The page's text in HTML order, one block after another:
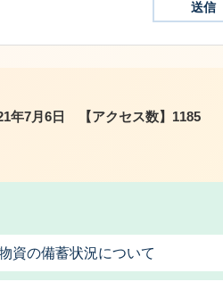
年7月6日 【アクセス数】 1185
資の備蓄状況について